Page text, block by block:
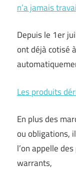
n’a jamais
Depuis le 1er
ont déjà cotisé
Les produits
En plus des
ou obligations,
l’on appelle
warrants,